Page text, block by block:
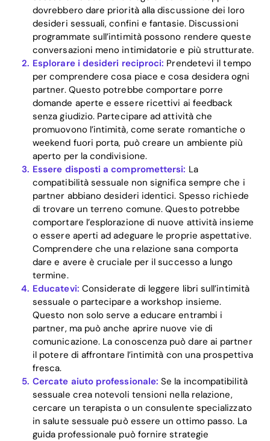
Home
Blog
Download
dovrebbero dare priorità alla discussione dei loro
desideri sessuali, confini e fantasie. Discussioni
programmate sull’intimità possono rendere queste
conversazioni meno intimidatorie e più strutturate.
Esplorare i desideri reciproci: Prendetevi il tempo
per comprendere cosa piace e cosa desidera ogni
partner. Questo potrebbe comportare porre
domande aperte e essere ricettivi ai feedback
senza giudizio. Partecipare ad attività che
promuovono l’intimità, come serate romantiche o
weekend fuori porta, può creare un ambiente più
aperto per la condivisione.
Essere disposti a compromettersi: La
compatibilità sessuale non significa sempre che i
partner abbiano desideri identici. Spesso richiede
di trovare un terreno comune. Questo potrebbe
comportare l’esplorazione di nuove attività insieme
o essere aperti ad adeguare le proprie aspettative.
Comprendere che una relazione sana comporta
dare e avere è cruciale per il successo a lungo
termine.
Educatevi: Considerate di leggere libri sull’intimità
sessuale o partecipare a workshop insieme.
Questo non solo serve a educare entrambi i
partner, ma può anche aprire nuove vie di
comunicazione. La conoscenza può dare ai partner
il potere di affrontare l’intimità con una prospettiva
fresca.
Cercate aiuto professionale: Se la incompatibilità
sessuale crea notevoli tensioni nella relazione,
cercare un terapista o un consulente specializzato
in salute sessuale può essere un ottimo passo. La
guida professionale può fornire strategie